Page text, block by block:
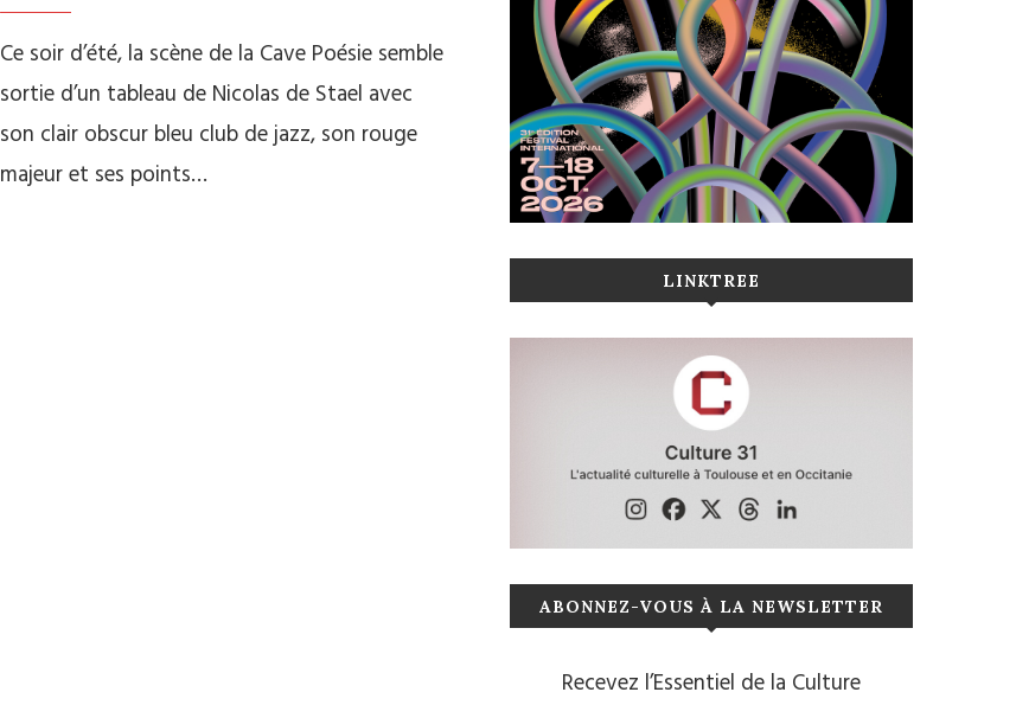
Ce soir d’été, la scène de la Cave Poésie semble
sortie d’un tableau de Nicolas de Stael avec
son clair obscur bleu club de jazz, son rouge
majeur et ses points…
LINKTREE
ABONNEZ-VOUS À LA NEWSLETTER
Recevez l’Essentiel de la Culture